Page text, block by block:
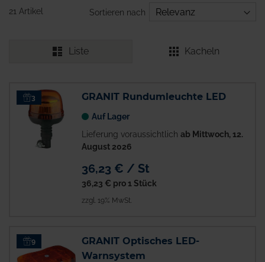
21 Artikel Sortieren nach
Liste Kacheln
3 GRANIT Rundumleuchte LED
Auf Lager
Lieferung voraussichtlich ab Mittwoch, 12.
August 2026
36,23 € / St
36,23 € pro 1 Stück
zzgl. 19% MwSt.
9
GRANIT Optisches LED-
Warnsystem